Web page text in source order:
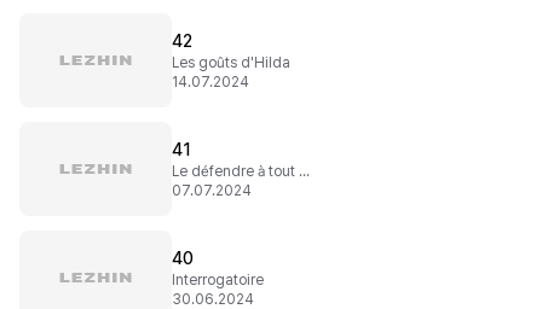
42
Les goûts d'Hilda
14.07.2024
41
Le défendre à tout prix
07.07.2024
40
Interrogatoire
30.06.2024